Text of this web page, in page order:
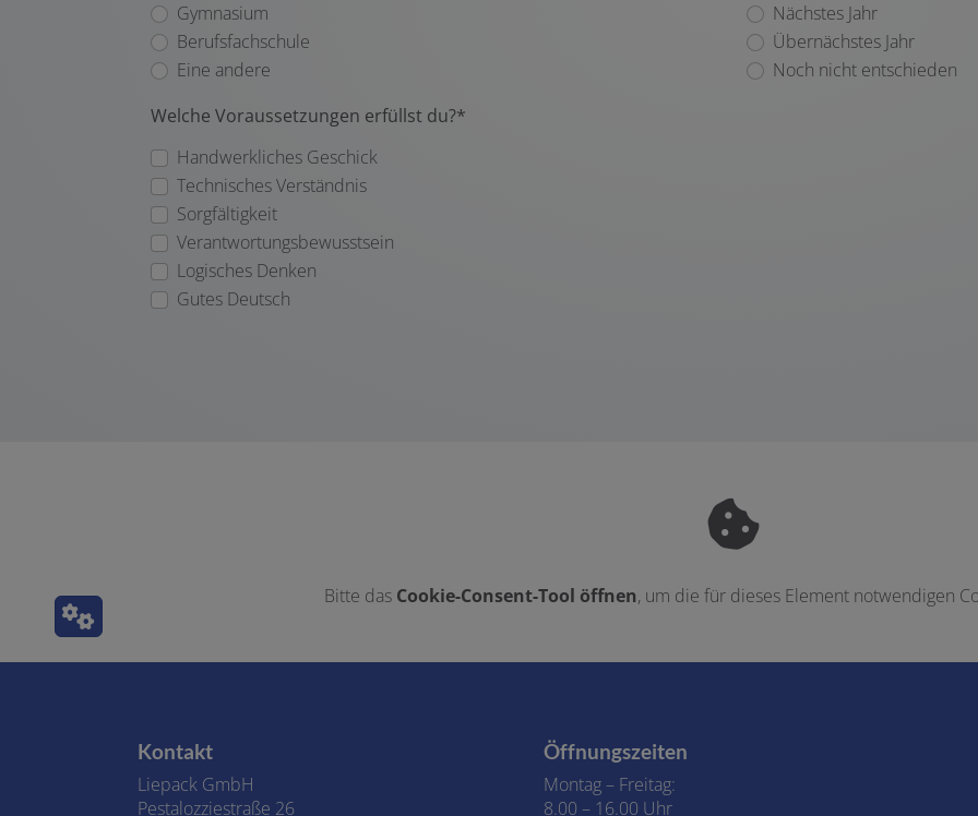
Gymnasium
Berufsfachschule
Eine andere
Nächstes Jahr
Übernächstes Jahr
Noch nicht entschieden
Welche Voraussetzungen erfüllst du?*
Handwerkliches Geschick
Technisches Verständnis
Sorgfältigkeit
Verantwortungsbewusstsein
Logisches Denken
Gutes Deutsch
Bitte das Cookie-Consent-Tool öffnen, um die für dieses Element notwendigen
Kontakt
Liepack GmbH
Pestalozziestraße 26
Öffnungszeiten
Montag – Freitag:
8.00 – 16.00 Uhr